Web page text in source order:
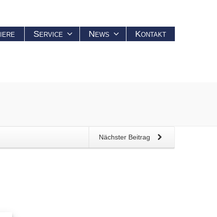
Service News Kontakt
Nächster Beitrag